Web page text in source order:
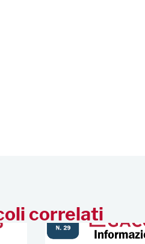
correlati